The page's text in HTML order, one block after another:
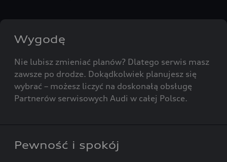
Wygodę
Nie lubisz zmieniać planów? Dlatego serwis masz
zawsze po drodze. Dokądkolwiek planujesz się
wybrać – możesz liczyć na doskonałą obsługę
Partnerów serwisowych Audi w całej Polsce.
Pewność i spokój